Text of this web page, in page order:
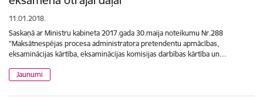
11.01.2018.
Saskaņā ar Ministru kabineta 2017.gada 30.maija noteikumu Nr.288
"Maksātnespējas procesa administratora pretendentu apmācības,
eksaminācijas kārtība, eksaminācijas komisijas darbības kārtība un…
Jaunumi